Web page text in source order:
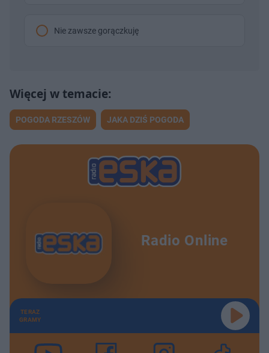
Nie zawsze gorączkuję
POGODA RZESZÓW JAKA DZIŚ POGODA
Radio Online
TERAZ
GRAMY